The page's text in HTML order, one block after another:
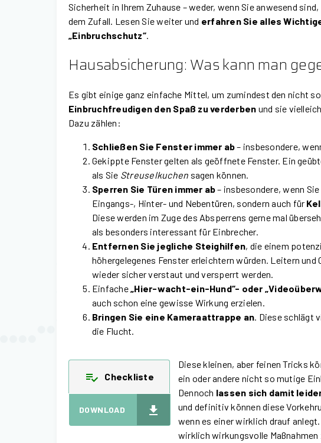
Sicherheit in Ihrem Zuhause – weder, wenn Sie anwesend
dem Zufall. Lesen Sie weiter und erfahren Sie alles
„Einbruchschutz“.
Hausabsicherung: Was kann man
Es gibt einige ganz einfache Mittel, um zumindest den nicht
Einbruchfreudigen den Spaß zu verderben und sie
Dazu zählen:
Schließen Sie Fenster immer ab– insbesondere,
Gekippte Fenster gelten als geöffnete Fenster. Ein
als Sie Streuselkuchen sagen können.
Sperren Sie Türen immer ab– insbesondere, wenn
Eingangs-, Hinter- und Nebentüren, sondern auch für
Diese werden im Zuge des Absperrens gerne mal
als besonders interessant für Einbrecher.
Entfernen Sie jegliche Steighilfen, die einem
höhergelegenes Fenster erleichtern würden. Leitern und
wieder sicher verstaut und versperrt werden.
Einfache „Hier-wacht-ein-Hund“- oder
auch schon eine gewisse Wirkung erzielen.
Bringen Sie eine Kameraattrappe an . Diese schlägt
die Flucht.
Checkliste
DOWNLOAD
Diese kleinen, aber feinen Tricks
ein oder andere nicht so mutige
Dennoch lassen sich damit
und definitiv können diese
wenn es einer wirklich drauf
wirklich wirkungsvolle